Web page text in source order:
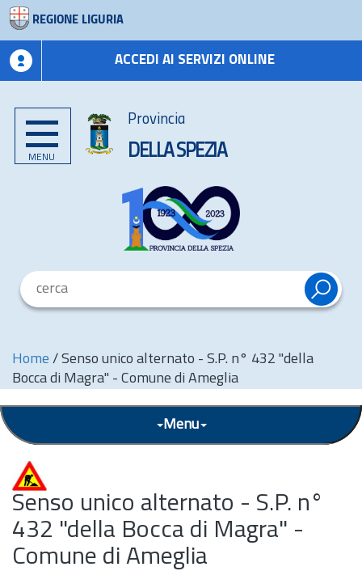
REGIONE LIGURIA
ACCEDI AI SERVIZI ONLINE
MENU
Provincia
DELLA SPEZIA
Home / Senso unico alternato - S.P. n° 432 "della
Bocca di Magra" - Comune di Ameglia
Menu
Senso unico alternato - S.P. n°
432 "della Bocca di Magra" -
Comune di Ameglia